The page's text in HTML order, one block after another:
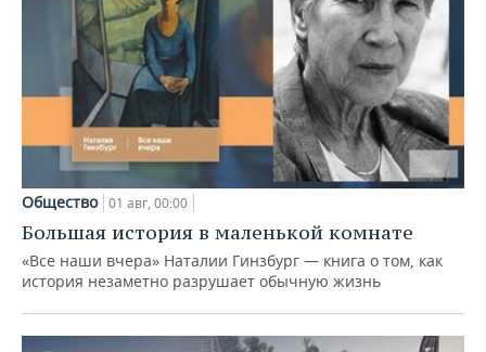
Общество 01 авг, 00:00
Большая история в маленькой комнате
«Все наши вчера» Наталии Гинзбург — книга о том, как
история незаметно разрушает обычную жизнь